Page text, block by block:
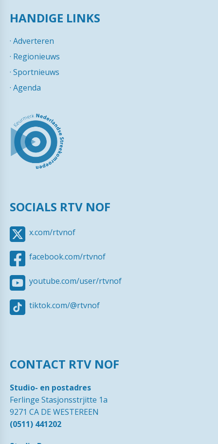
HANDIGE LINKS
· Adverteren
· Regionieuws
· Sportnieuws
· Agenda
SOCIALS RTV NOF
x.com/rtvnof
facebook.com/rtvnof
youtube.com/user/rtvnof
tiktok.com/@rtvnof
CONTACT RTV NOF
Studio- en postadres
Ferlinge Stasjonsstrjitte 1a
9271 CA DE WESTEREEN
(0511) 441202